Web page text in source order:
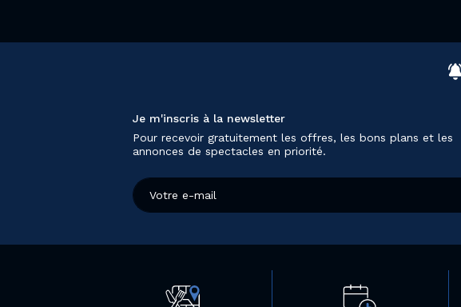
Je m'inscris à la newsletter
Pour recevoir gratuitement les offres, les bons plans et les
annonces de spectacles en priorité.